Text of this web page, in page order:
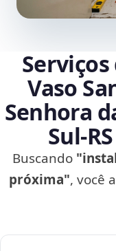
Vaso
Senhora
Buscando
próxima", você